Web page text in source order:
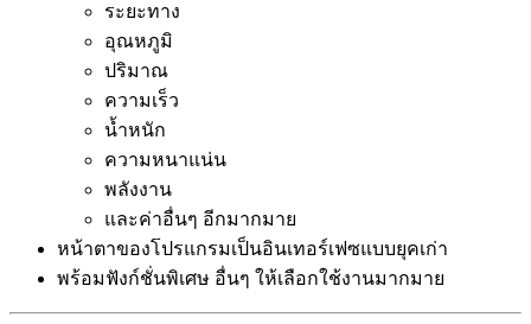
ระยะทาง
อุณหภูมิ
ปริมาณ
ความเร็ว
น้ำหนัก
ความหนาแน่น
พลังงาน
และค่าอื่นๆ อีกมากมาย
หน้าตาของโปรแกรมเป็นอินเทอร์เฟซแบบยุคเก่า
พร้อมฟังก์ชั่นพิเศษ อื่นๆ ให้เลือกใช้งานมากมาย